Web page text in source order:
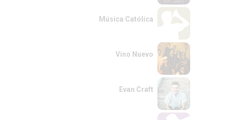
Música Católica
Vino Nuevo
Evan Craft